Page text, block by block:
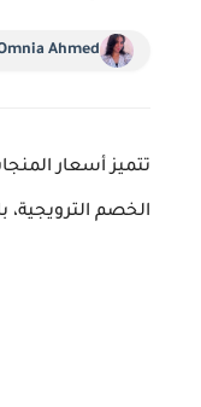
Ahmed
تتميز أسعار
الخصم الترويجية،